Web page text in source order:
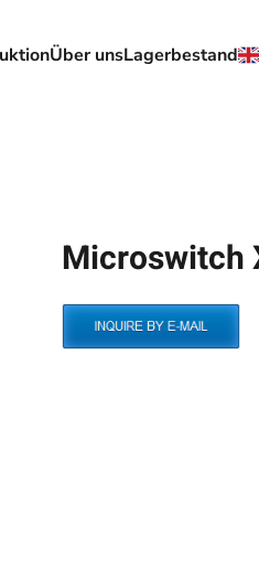
Über unsLagerbestand
Microswitch